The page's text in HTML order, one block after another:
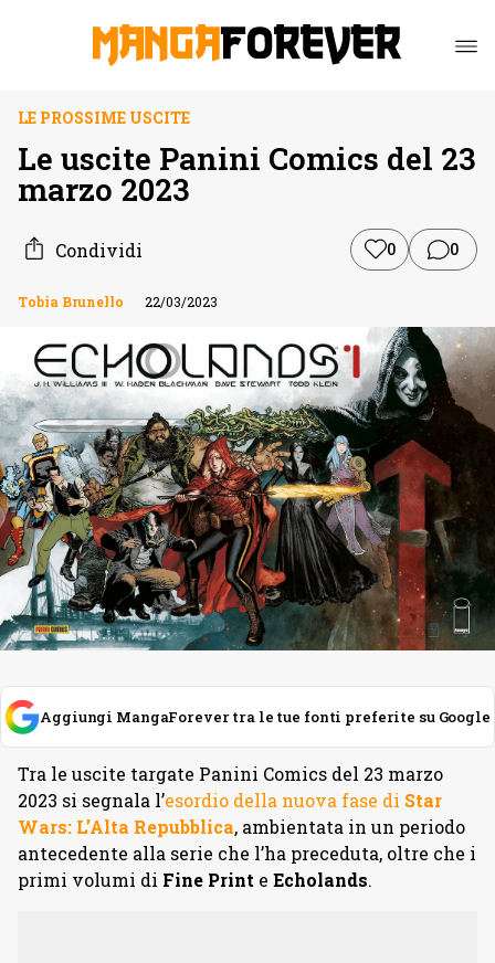
LE PROSSIME USCITE
Le uscite Panini Comics del 23
marzo 2023
Condividi 0 0
Tobia Brunello 22/03/2023
Aggiungi MangaForever tra le tue fonti preferite su Google
Tra le uscite targate Panini Comics del 23 marzo
2023 si segnala l’esordio della nuova fase di Star
Wars: L’Alta Repubblica, ambientata in un periodo
antecedente alla serie che l’ha preceduta, oltre che i
primi volumi di Fine Print e Echolands.